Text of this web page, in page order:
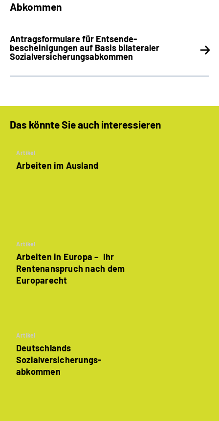
Abkommen
Antragsformulare für Entsende­
bescheinigungen auf Basis bilateraler
Sozialversicherungsabkommen
Das könnte Sie auch interessieren
Artikel
Arbeiten im Ausland
Artikel
Arbeiten in Europa – Ihr
Rentenanspruch nach dem
Europarecht
Artikel
Deutschlands
Sozialversicherungs­
abkommen